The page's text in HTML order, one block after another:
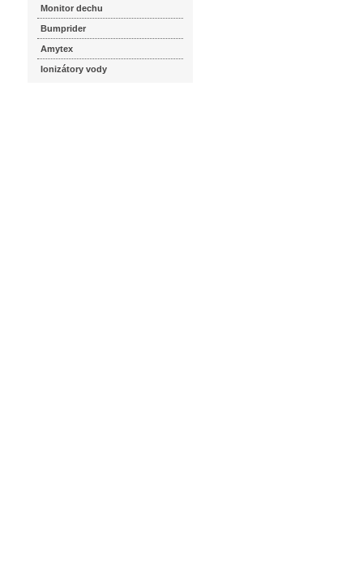
Monitor dechu
Bumprider
Amytex
Ionizátory vody